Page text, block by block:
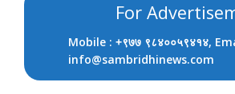
For
Mobile : +९७७ ९८४००५९४१४,
info@sambridhinews.com